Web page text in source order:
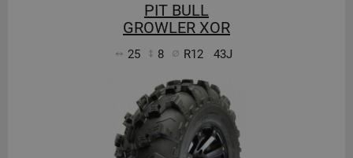
PIT BULL
GROWLER XOR
25 8 R12 43J